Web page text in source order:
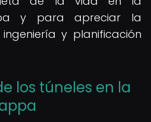
y para apreciar la
y planificación
los túneles en la